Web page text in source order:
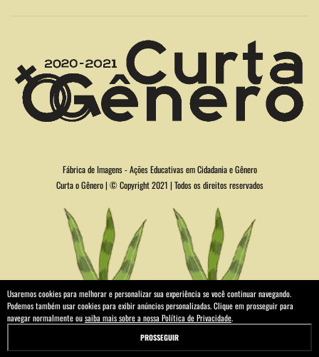
Fábrica de Imagens - Ações Educativas em Cidadania e Gênero
Curta o Gênero | © Copyright 2021 | Todos os direitos reservados
Usaremos cookies para melhorar e personalizar sua experiência se você continuar navegando.
Podemos também usar cookies para exibir anúncios personalizadas. Clique em prosseguir para
navegar normalmente ousaiba mais sobre a nossa Política de Privacidade.
PROSSEGUIR